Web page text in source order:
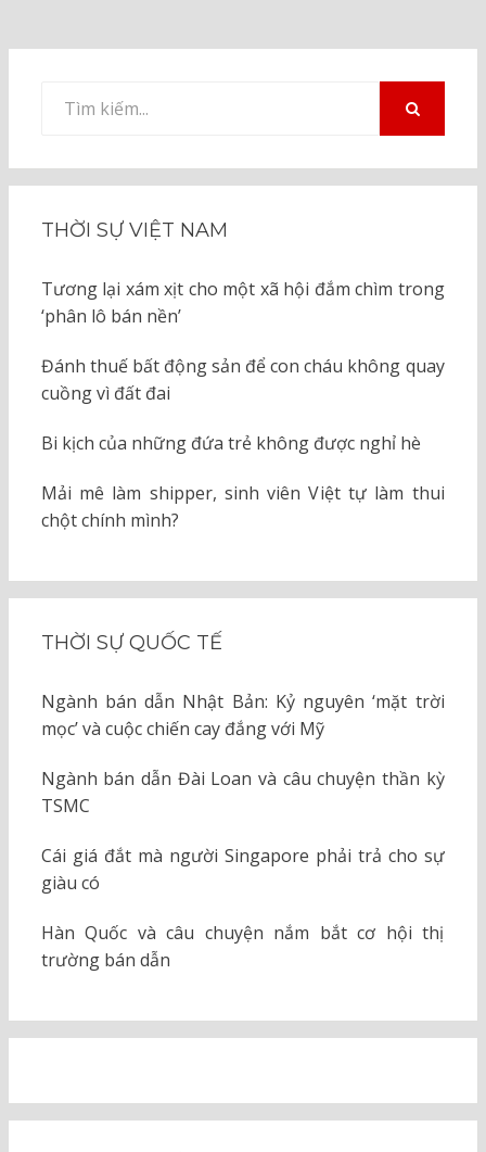
kiếm
THỜI SỰ VIỆT NAM
Tương lại xám xịt cho một xã hội đắm chìm trong
‘phân lô bán nền’
Đánh thuế bất động sản để con cháu không quay
cuồng vì đất đai
Bi kịch của những đứa trẻ không được nghỉ hè
Mải mê làm shipper, sinh viên Việt tự làm thui
chột chính mình?
THỜI SỰ QUỐC TẾ
Ngành bán dẫn Nhật Bản: Kỷ nguyên ‘mặt trời
mọc’ và cuộc chiến cay đắng với Mỹ
Ngành bán dẫn Đài Loan và câu chuyện thần kỳ
TSMC
Cái giá đắt mà người Singapore phải trả cho sự
giàu có
Hàn Quốc và câu chuyện nắm bắt cơ hội thị
trường bán dẫn